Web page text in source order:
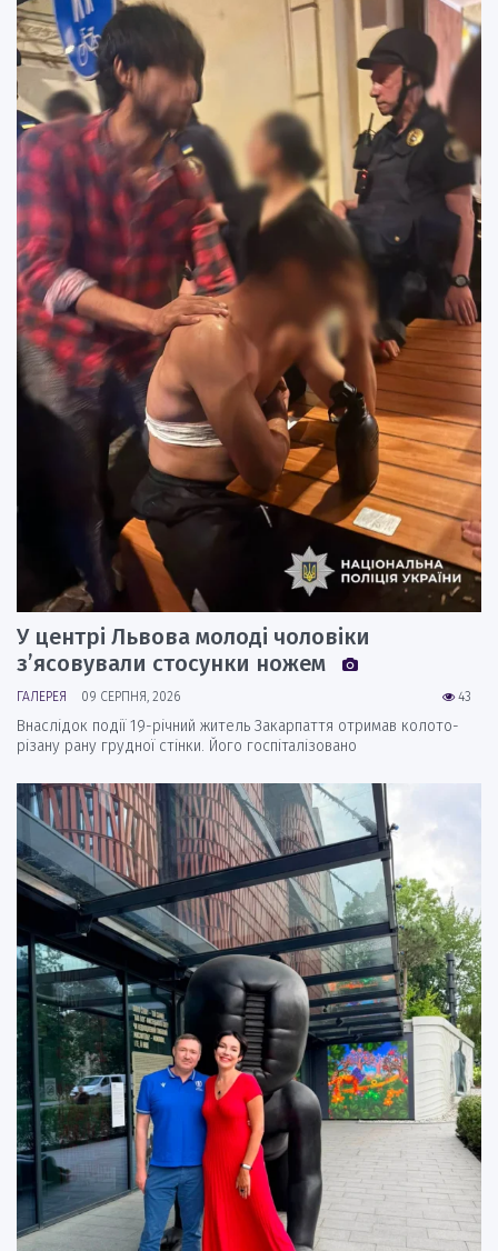
У центрі Львова молоді чоловіки
з’ясовували стосунки ножем
43
ГАЛЕРЕЯ 09 СЕРПНЯ, 2026
Внаслідок події 19-річний житель Закарпаття отримав колото-
різану рану грудної стінки. Його госпіталізовано